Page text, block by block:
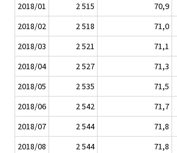
2018/01
2 515 70,9
2018/02
2 518 71,0
2018/03
2 521 71,1
2018/04
2 527 71,3
2018/05
2 535 71,5
2018/06
2 542 71,7
2018/07
2 544 71,8
2018/08
2 544 71,8